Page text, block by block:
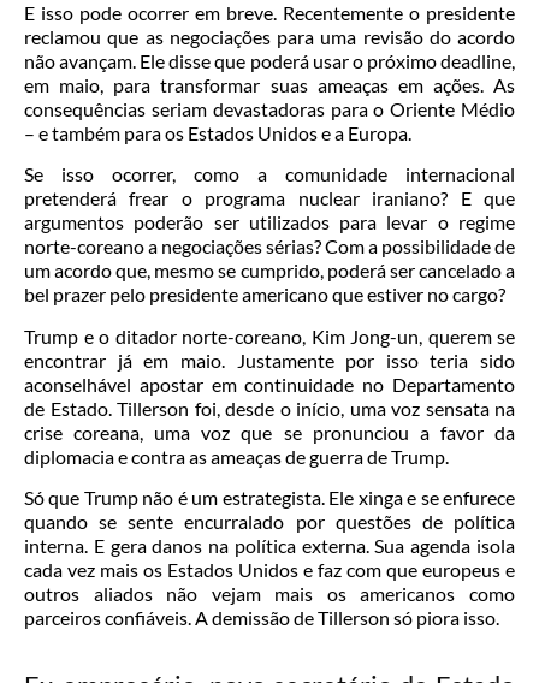
E isso pode ocorrer em breve. Recentemente o presidente
reclamou que as negociações para uma revisão do acordo
não avançam. Ele disse que poderá usar o próximo deadline,
em maio, para transformar suas ameaças em ações. As
consequências seriam devastadoras para o Oriente Médio
– e também para os Estados Unidos e a Europa.
Se isso ocorrer, como a comunidade internacional
pretenderá frear o programa nuclear iraniano? E que
argumentos poderão ser utilizados para levar o regime
norte-coreano a negociações sérias? Com a possibilidade de
um acordo que, mesmo se cumprido, poderá ser cancelado a
bel prazer pelo presidente americano que estiver no cargo?
Trump e o ditador norte-coreano, Kim Jong-un, querem se
encontrar já em maio. Justamente por isso teria sido
aconselhável apostar em continuidade no Departamento
de Estado. Tillerson foi, desde o início, uma voz sensata na
crise coreana, uma voz que se pronunciou a favor da
diplomacia e contra as ameaças de guerra de Trump.
Só que Trump não é um estrategista. Ele xinga e se enfurece
quando se sente encurralado por questões de política
interna. E gera danos na política externa. Sua agenda isola
cada vez mais os Estados Unidos e faz com que europeus e
outros aliados não vejam mais os americanos como
parceiros confiáveis. A demissão de Tillerson só piora isso.